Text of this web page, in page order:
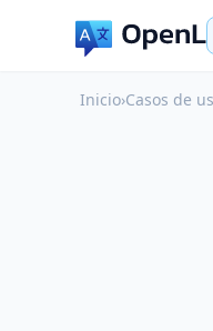
Inicio›Casos de